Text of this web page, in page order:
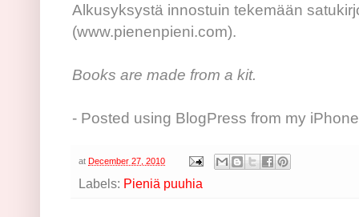
Alkusyksystä innostuin tekemään
(www.pienenpieni.com).
Books are made from a kit.
- Posted using BlogPress from my iPhone
at December 27, 2010
Labels: Pieniä puuhia